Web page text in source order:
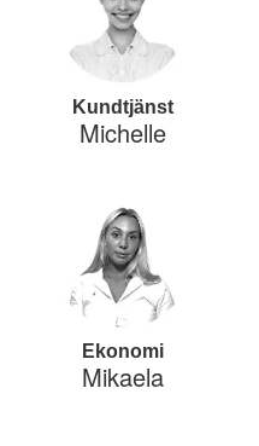
Kundtjänst
Michelle
Ekonomi
Mikaela